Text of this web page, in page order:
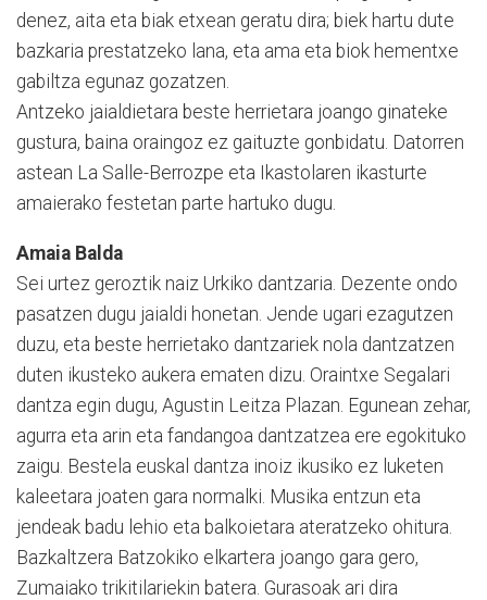
denez, aita eta biak etxean geratu dira; biek hartu dute
bazkaria prestatzeko lana, eta ama eta biok hementxe
gabiltza egunaz gozatzen.
Antzeko jaialdietara beste herrietara joango ginateke
gustura, baina oraingoz ez gaituzte gonbidatu. Datorren
astean La Salle-Berrozpe eta Ikastolaren ikasturte
amaierako festetan parte hartuko dugu.
Amaia Balda
Sei urtez geroztik naiz Urkiko dantzaria. Dezente ondo
pasatzen dugu jaialdi honetan. Jende ugari ezagutzen
duzu, eta beste herrietako dantzariek nola dantzatzen
duten ikusteko aukera ematen dizu. Oraintxe Segalari
dantza egin dugu, Agustin Leitza Plazan. Egunean zehar,
agurra eta arin eta fandangoa dantzatzea ere egokituko
zaigu. Bestela euskal dantza inoiz ikusiko ez luketen
kaleetara joaten gara normalki. Musika entzun eta
jendeak badu lehio eta balkoietara ateratzeko ohitura.
Bazkaltzera Batzokiko elkartera joango gara gero,
Zumaiako trikitilariekin batera. Gurasoak ari dira